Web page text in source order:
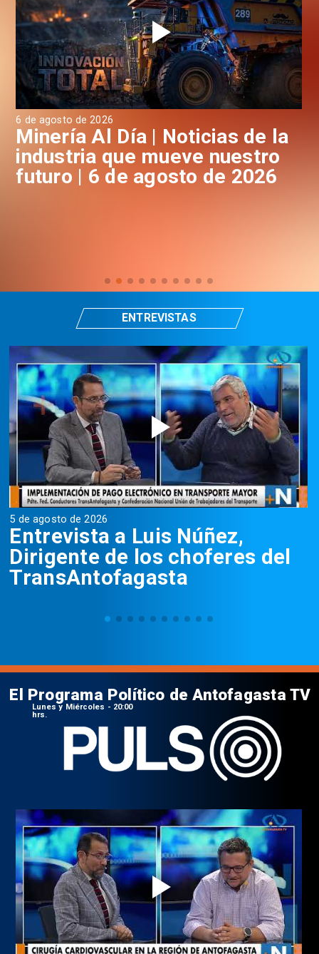
6 de agosto de 2026
Minería Al Día | Noticias de la
industria que mueve nuestro
futuro | 6 de agosto de 2026
5 de agosto de 2026
Entrevista a Luis Núñez,
Dirigente de los choferes del
TransAntofagasta
ENTREVISTAS
El Programa Político de Antofagasta TV
Lunes y Miércoles - 20:00
hrs.